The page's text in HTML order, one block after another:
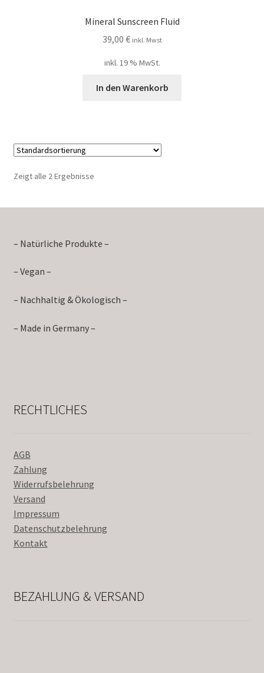
Mineral Sunscreen Fluid
39,00 € inkl. Mwst
inkl. 19 % MwSt.
In den Warenkorb
Zeigt alle 2 Ergebnisse
– Natürliche Produkte –
– Vegan –
– Nachhaltig & Ökologisch –
– Made in Germany –
RECHTLICHES
AGB
Zahlung
Widerrufsbelehrung
Versand
Impressum
Datenschutzbelehrung
Kontakt
BEZAHLUNG & VERSAND